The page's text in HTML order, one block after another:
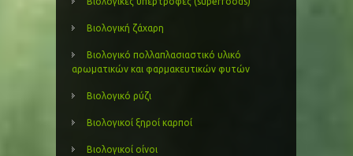
Βιολογική ζάχαρη
Βιολογικό πολλαπλασιαστικό υλικό
αρωματικών και φαρμακευτικών φυτών
Βιολογικό ρύζι
Βιολογικοί ξηροί καρποί
Βιολογικοί οίνοι